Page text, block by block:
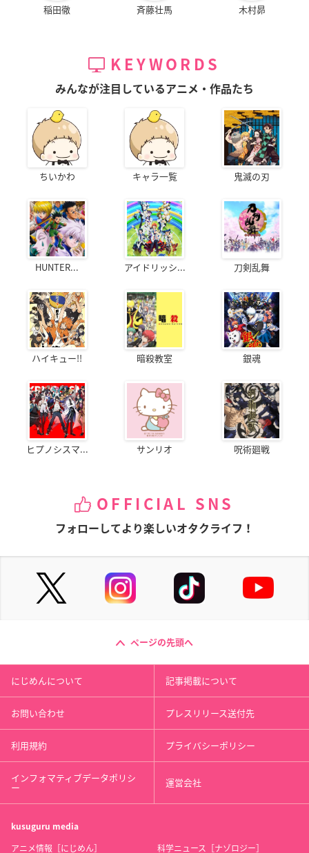
稲田徹 斉藤壮馬 木村昴
KEYWORDS
みんなが注目しているアニメ・作品たち
ちいかわ キャラ一覧 鬼滅の刃
HUNTER... アイドリッシ... 刀剣乱舞
ハイキュー!! 暗殺教室 銀魂
ヒプノシスマ... サンリオ 呪術廻戦
OFFICIAL SNS
フォローしてより楽しいオタクライフ！
ページの先頭へ
にじめんについて 記事掲載について
お問い合わせ プレスリリース送付先
利用規約 プライバシーポリシー
インフォマティブデータポリシ
ー 運営会社
kusuguru media
アニメ情報［にじめん］ 科学ニュース［ナゾロジー］